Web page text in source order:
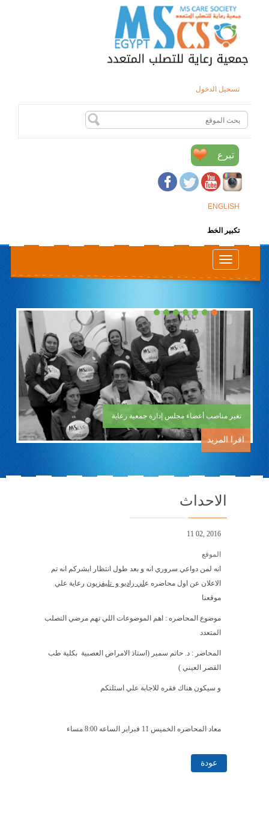
تسجيل الدخول
تبرع
ENGLISH
تكبير الخط
Toggle
navigation
تغير مناصب أعضاء مجلس إدارة جمعية رعاية
اقرا المزيد
الاحداث
11 02, 2016
الموقع
انه لمن دواعي سروري انه و بعد طول انتظار ابشركم انه تم
الاعلان عن اول محاضره علي راديو و تليفزيون رعاية علي
موقعنا
موضوع المحاضره : اهم الموضوعات اللي تهم مرضي التصلب
المتعدد
المحاضر : د. حاتم سمير (استاذ الامراض العصبية بكلية طب
القصر العيني )
و سيكون هناك فقره للاجابة علي اسئلتكم
معاد المحاضره الخميس 11 فبراير الساعه 8:00 مساء
عودة